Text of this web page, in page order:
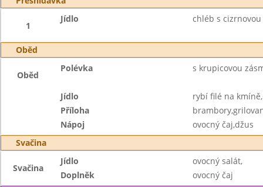
1
Jídlo chléb s
Oběd
Oběd
Polévka s krupicovou
Jídlo
rybí filé na kmíně,
Příloha
Nápoj
ovocný čaj,džus
Svačina
Svačina
Jídlo
ovocný salát,
Doplněk
ovocný čaj